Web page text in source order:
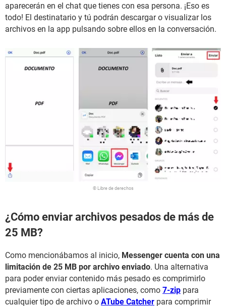
aparecerán en el chat que tienes con esa persona. ¡Eso es
todo! El destinatario y tú podrán descargar o visualizar los
archivos en la app pulsando sobre ellos en la conversación.
© Libre de derechos
¿Cómo enviar archivos pesados de más de
25 MB?
Como mencionábamos al inicio, Messenger cuenta con una
limitación de 25 MB por archivo enviado. Una alternativa
para poder enviar contenido más pesado es comprimirlo
previamente con ciertas aplicaciones, como 7-zip para
cualquier tipo de archivo o ATube Catcher para comprimir